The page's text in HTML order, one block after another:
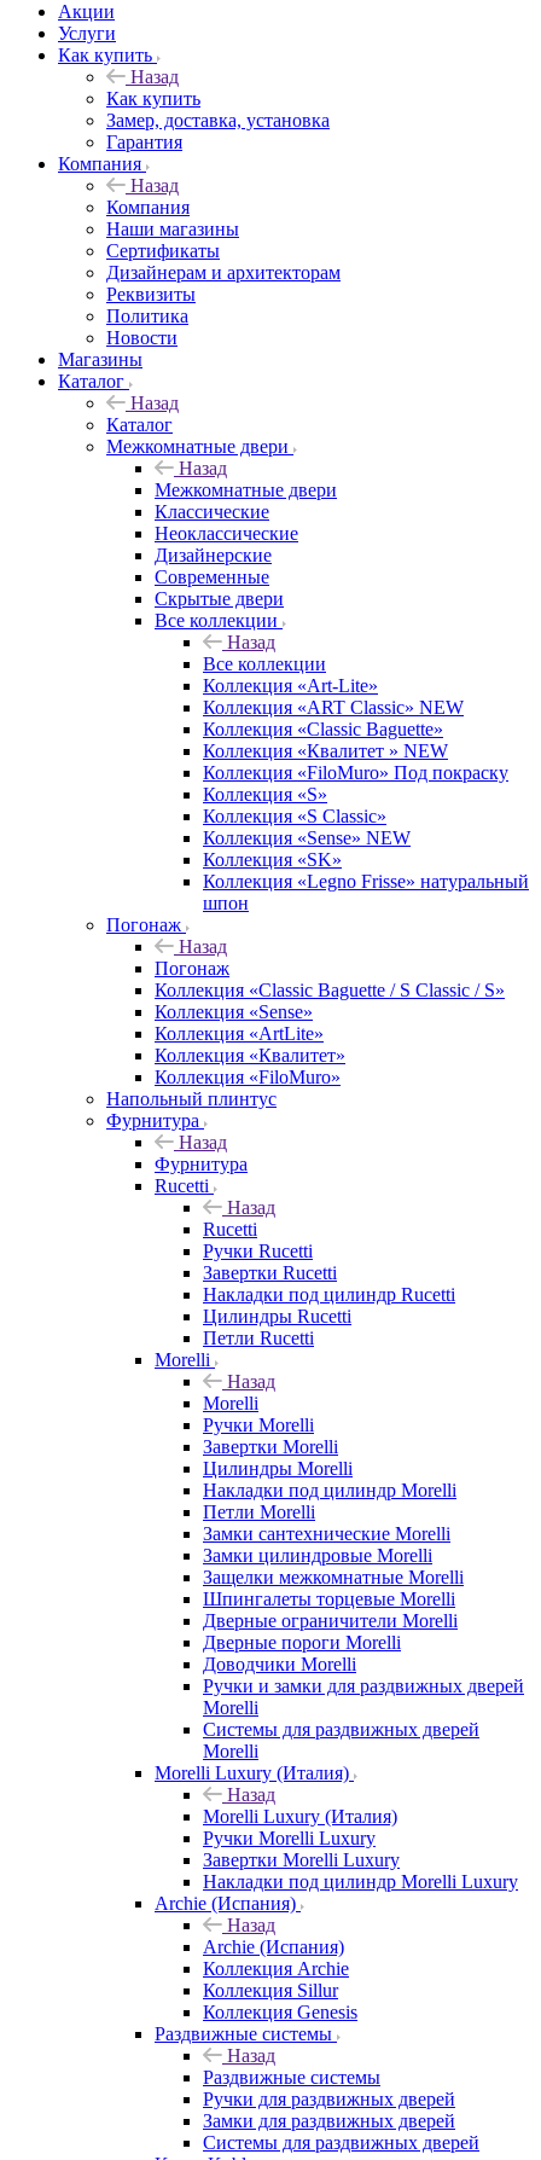
Акции
Услуги
Как купить
Назад
Как купить
Замер, доставка, установка
Гарантия
Компания
Назад
Компания
Наши магазины
Сертификаты
Дизайнерам и архитекторам
Реквизиты
Политика
Новости
Магазины
Каталог
Назад
Каталог
Межкомнатные двери
Назад
Межкомнатные двери
Классические
Неоклассические
Дизайнерские
Современные
Скрытые двери
Все коллекции
Назад
Все коллекции
Коллекция «Art-Lite»
Коллекция «ART Classic» NEW
Коллекция «Classic Baguette»
Коллекция «Квалитет » NEW
Коллекция «FiloMuro» Под покраску
Коллекция «S»
Коллекция «S Classic»
Коллекция «Sense» NEW
Коллекция «SK»
Коллекция «Legno Frisse» натуральный
шпон
Погонаж
Назад
Погонаж
Коллекция «Classic Baguette / S Classic / S»
Коллекция «Sense»
Коллекция «ArtLite»
Коллекция «Квалитет»
Коллекция «FiloMuro»
Напольный плинтус
Фурнитура
Назад
Фурнитура
Rucetti
Назад
Rucetti
Ручки Rucetti
Завертки Rucetti
Накладки под цилиндр Rucetti
Цилиндры Rucetti
Петли Rucetti
Morelli
Назад
Morelli
Ручки Morelli
Завертки Morelli
Цилиндры Morelli
Накладки под цилиндр Morelli
Петли Morelli
Замки сантехнические Morelli
Замки цилиндровые Morelli
Защелки межкомнатные Morelli
Шпингалеты торцевые Morelli
Дверные ограничители Morelli
Дверные пороги Morelli
Доводчики Morelli
Ручки и замки для раздвижных дверей
Morelli
Системы для раздвижных дверей
Morelli
Morelli Luxury (Италия)
Назад
Morelli Luxury (Италия)
Ручки Morelli Luxury
Завертки Morelli Luxury
Накладки под цилиндр Morelli Luxury
Archie (Испания)
Назад
Archie (Испания)
Коллекция Archie
Коллекция Sillur
Коллекция Genesis
Раздвижные системы
Назад
Раздвижные системы
Ручки для раздвижных дверей
Замки для раздвижных дверей
Системы для раздвижных дверей